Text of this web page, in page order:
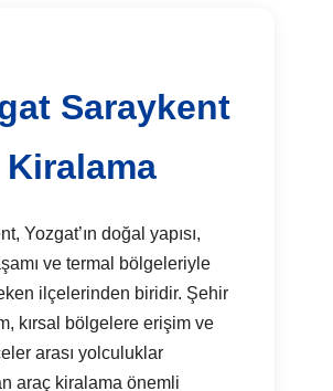
Saraykent
Yozgat’ın doğal yapısı,
ve termal bölgeleriyle
ilçelerinden biridir. Şehir
kırsal bölgelere erişim ve
arası yolculuklar
araç kiralama önemli